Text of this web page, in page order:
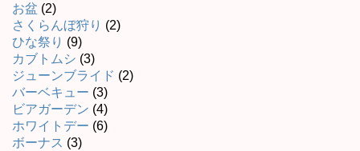
お盆 (2)
さくらんぼ狩り (2)
ひな祭り (9)
カブトムシ (3)
ジューンブライド (2)
バーベキュー (3)
ビアガーデン (4)
ホワイトデー (6)
ボーナス (3)